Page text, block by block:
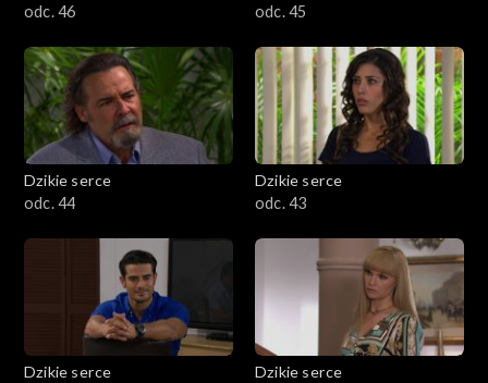
odc. 46
odc. 45
Dzikie serce
odc. 44
Dzikie serce
odc. 43
Dzikie serce
Dzikie serce